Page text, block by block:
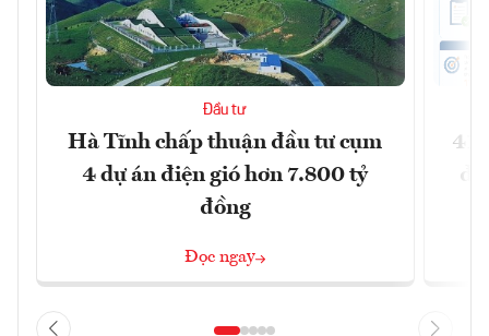
Đầu tư
Hà Tĩnh chấp thuận đầu tư cụm
4 dự án điện gió hơn 7.800 tỷ
đồng
Đọc ngay
41